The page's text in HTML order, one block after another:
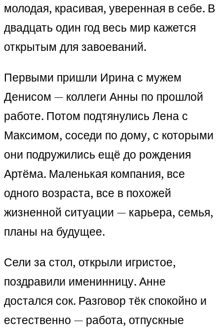
молодая, красивая, уверенная в себе. В
двадцать один год весь мир кажется
открытым для завоеваний.
Первыми пришли Ирина с мужем
Денисом — коллеги Анны по прошлой
работе. Потом подтянулись Лена с
Максимом, соседи по дому, с которыми
они подружились ещё до рождения
Артёма. Маленькая компания, все
одного возраста, все в похожей
жизненной ситуации — карьера, семья,
планы на будущее.
Сели за стол, открыли игристое,
поздравили именинницу. Анне
достался сок. Разговор тёк спокойно и
естественно — работа, отпускные